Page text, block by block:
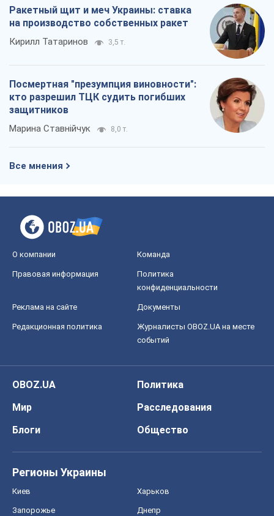
Ракетный щит и меч Украины: ставка
на производство собственных ракет
Кирилл Татаринов 3,5 т.
Посмертная "презумпция виновности":
кто разрешил ТЦК судить погибших
защитников
Марина Ставнійчук 8,0 т.
Все мнения
О компании Команда
Правовая информация
Политика
конфиденциальности
Реклама на сайте Документы
Редакционная политика
Журналисты OBOZ.UA на месте
событий
OBOZ.UA
Политика
Мир
Расследования
Блоги
Общество
Регионы Украины
Киев Харьков
Запорожье Днепр